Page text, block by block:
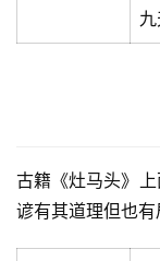
古籍《灶马头》
谚有其道理但也有